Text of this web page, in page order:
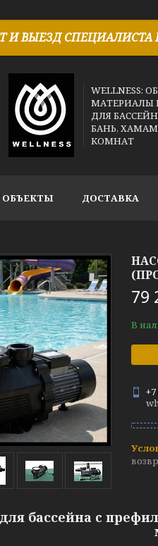
И ВЫЕЗД СПЕЦИАЛИСТА
WELLNESS:
МАТЕРИАЛЫ
ДЛЯ
БАНЬ,
КОМНАТ
ДОСТАВКА
79
В
бассейна c